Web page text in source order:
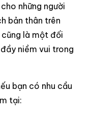
những người
bản thân trên
là một đối
niềm vui trong
bạn có nhu cầu
tại: